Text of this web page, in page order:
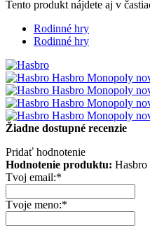
Tento produkt nájdete aj v
Rodinné hry
Rodinné hry
Žiadne dostupné recenzie
Pridať hodnotenie
Hodnotenie produktu:
Tvoj email:*
Tvoje meno:*